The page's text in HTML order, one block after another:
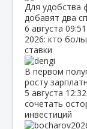
Для удобства
добавят два
6 августа 09:51
2026: кто
ставки
В первом
росту
5 августа 12:32
сочетать
инвестиций